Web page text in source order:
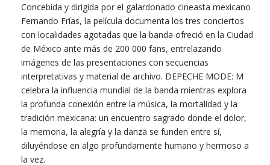
Concebida y dirigida por el galardonado cineasta mexicano
Fernando Frías, la película documenta los tres conciertos
con localidades agotadas que la banda ofreció en la Ciudad
de México ante más de 200 000 fans, entrelazando
imágenes de las presentaciones con secuencias
interpretativas y material de archivo. DEPECHE MODE: M
celebra la influencia mundial de la banda mientras explora
la profunda conexión entre la música, la mortalidad y la
tradición mexicana: un encuentro sagrado donde el dolor,
la memoria, la alegría y la danza se funden entre sí,
diluyéndose en algo profundamente humano y hermoso a
la vez.